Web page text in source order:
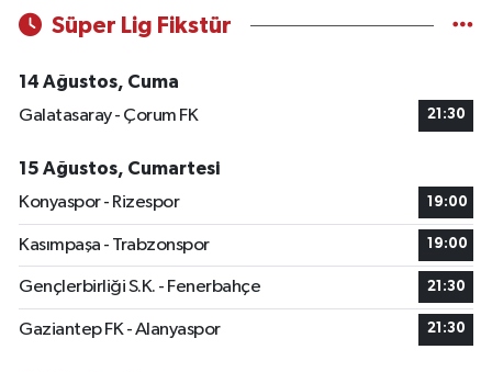
Süper Lig Fikstür
14 Ağustos, Cuma
Galatasaray - Çorum FK
21:30
15 Ağustos, Cumartesi
Konyaspor - Rizespor
19:00
Kasımpaşa - Trabzonspor 19:00
Gençlerbirliği S.K. - Fenerbahçe 21:30
Gaziantep FK - Alanyaspor 21:30